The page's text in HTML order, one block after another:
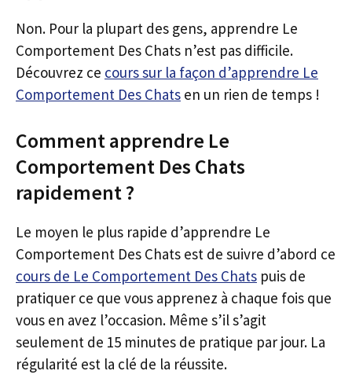
Non. Pour la plupart des gens, apprendre Le
Comportement Des Chats n’est pas difficile.
Découvrez ce cours sur la façon d’apprendre Le
Comportement Des Chats en un rien de temps !
Comment apprendre Le
Comportement Des Chats
rapidement ?
Le moyen le plus rapide d’apprendre Le
Comportement Des Chats est de suivre d’abord ce
cours de Le Comportement Des Chats puis de
pratiquer ce que vous apprenez à chaque fois que
vous en avez l’occasion. Même s’il s’agit
seulement de 15 minutes de pratique par jour. La
régularité est la clé de la réussite.